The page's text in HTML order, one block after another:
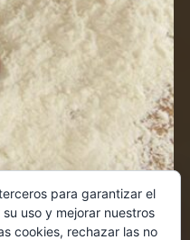
para garantizar el
uso y mejorar nuestros
cookies, rechazar las no